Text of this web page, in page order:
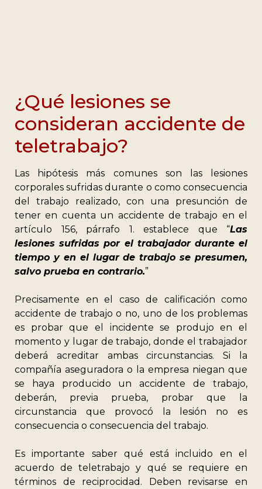
¿Qué lesiones se
consideran accidente de
teletrabajo?
Las hipótesis más comunes son las lesiones
corporales sufridas durante o como consecuencia
del trabajo realizado, con una presunción de
tener en cuenta un accidente de trabajo en el
artículo 156, párrafo 1. establece que “Las
lesiones sufridas por el trabajador durante el
tiempo y en el lugar de trabajo se presumen,
salvo prueba en contrario.”
Precisamente en el caso de calificación como
accidente de trabajo o no, uno de los problemas
es probar que el incidente se produjo en el
momento y lugar de trabajo, donde el trabajador
deberá acreditar ambas circunstancias. Si la
compañía aseguradora o la empresa niegan que
se haya producido un accidente de trabajo,
deberán, previa prueba, probar que la
circunstancia que provocó la lesión no es
consecuencia o consecuencia del trabajo.
Es importante saber qué está incluido en el
acuerdo de teletrabajo y qué se requiere en
términos de reciprocidad. Deben revisarse en